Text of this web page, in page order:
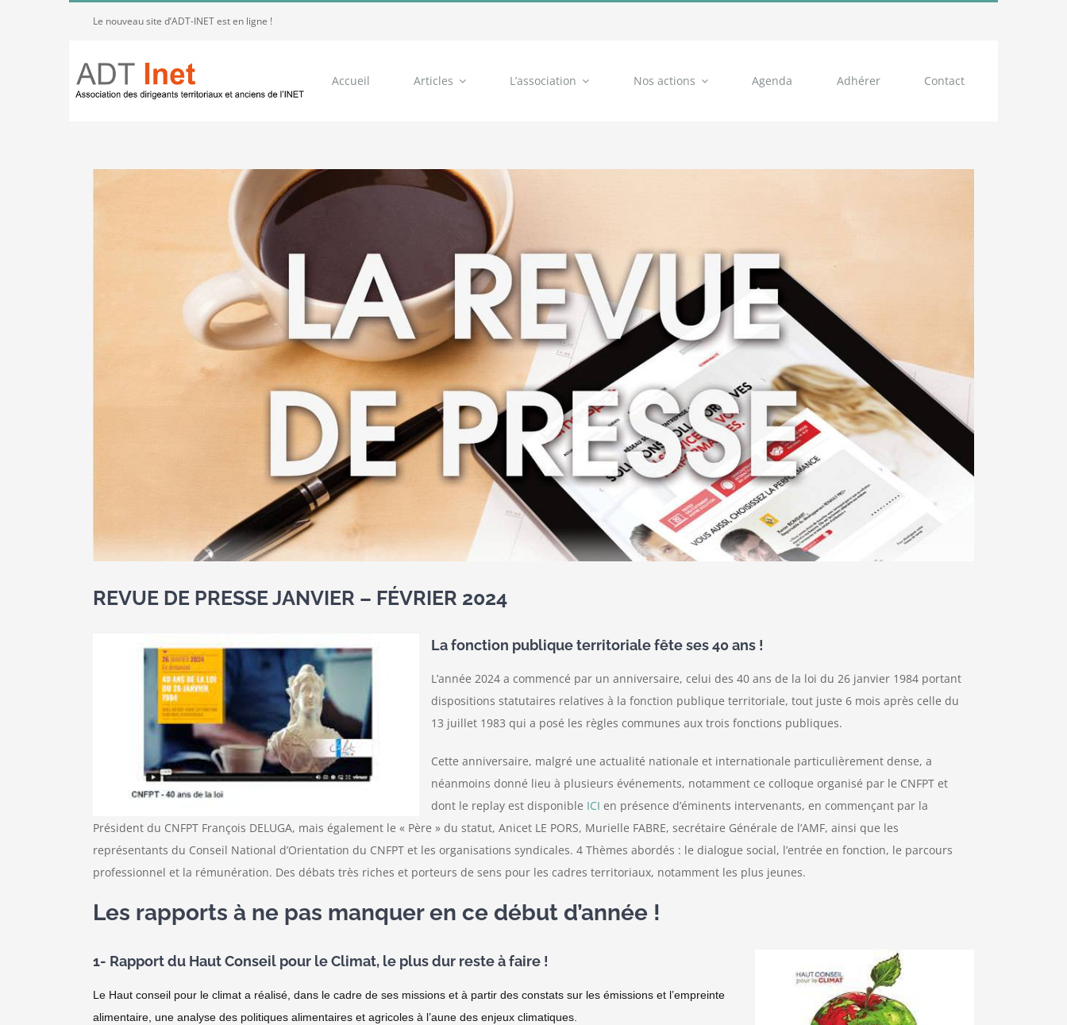
Le nouveau site d’ADT-INET est en ligne !
Accueil Articles L’association Nos actions Agenda Adhérer Contact
REVUE DE PRESSE JANVIER – FÉVRIER 2024
La fonction publique territoriale fête ses 40 ans !
L’année 2024 a commencé par un anniversaire, celui des 40 ans de la loi du 26 janvier 1984 portant
dispositions statutaires relatives à la fonction publique territoriale, tout juste 6 mois après celle du
13 juillet 1983 qui a posé les règles communes aux trois fonctions publiques.
Cette anniversaire, malgré une actualité nationale et internationale particulièrement dense, a
néanmoins donné lieu à plusieurs événements, notamment ce colloque organisé par le CNFPT et
dont le replay est disponible ICI en présence d’éminents intervenants, en commençant par la
Président du CNFPT François DELUGA, mais également le « Père » du statut, Anicet LE PORS, Murielle FABRE, secrétaire Générale de l’AMF, ainsi que les
représentants du Conseil National d’Orientation du CNFPT et les organisations syndicales. 4 Thèmes abordés : le dialogue social, l’entrée en fonction, le parcours
professionnel et la rémunération. Des débats très riches et porteurs de sens pour les cadres territoriaux, notamment les plus jeunes.
Les rapports à ne pas manquer en ce début d’année !
1- Rapport du Haut Conseil pour le Climat, le plus dur reste à faire !
Le Haut conseil pour le climat a réalisé, dans le cadre de ses missions et à partir des constats sur les émissions et l’empreinte
alimentaire, une analyse des politiques alimentaires et agricoles à l’aune des enjeux climatiques.